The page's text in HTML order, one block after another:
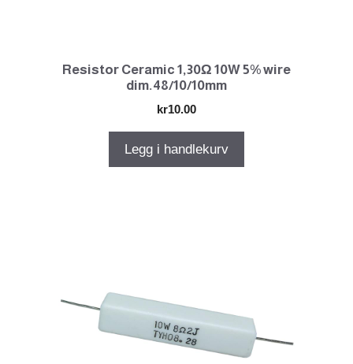
Resistor Ceramic 1,30Ω 10W 5% wire
dim.48/10/10mm
kr10.00
Legg i handlekurv